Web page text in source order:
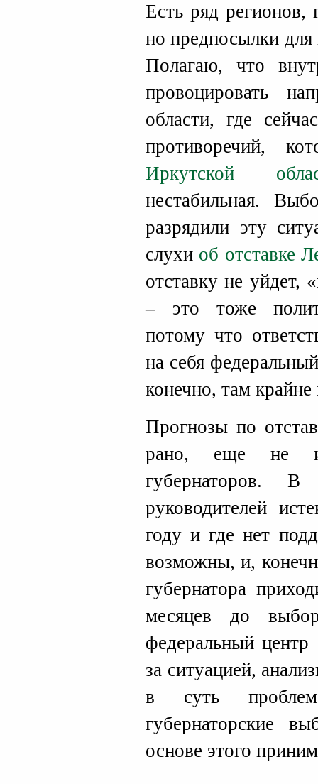
Есть ряд регионов,
но предпосылки для
Полагаю, что
провоцировать
области, где
противоречий,
Иркутской
нестабильная.
разрядили эту
слухи об отставке
отставку не уйдет,
– это тоже
потому что
на себя
конечно, там крайне
Прогнозы по
рано, еще не
губернаторов.
руководителей
году и где нет
возможны, и,
губернатора
месяцев до
федеральный центр
за ситуацией,
в суть
губернаторские
основе этого